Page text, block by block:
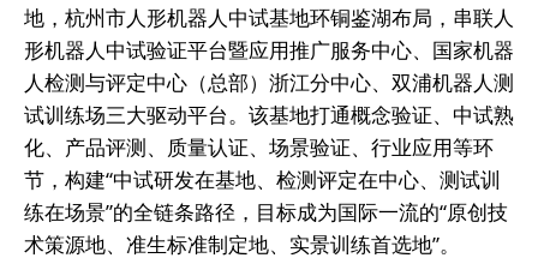
地，杭州市人形机器人中试基地环铜鉴湖布局，串联人
形机器人中试验证平台暨应用推广服务中心、国家机器
人检测与评定中心（总部）浙江分中心、双浦机器人测
试训练场三大驱动平台。该基地打通概念验证、中试熟
化、产品评测、质量认证、场景验证、行业应用等环
节，构建“中试研发在基地、检测评定在中心、测试训
练在场景”的全链条路径，目标成为国际一流的“原创技
术策源地、准生标准制定地、实景训练首选地”。